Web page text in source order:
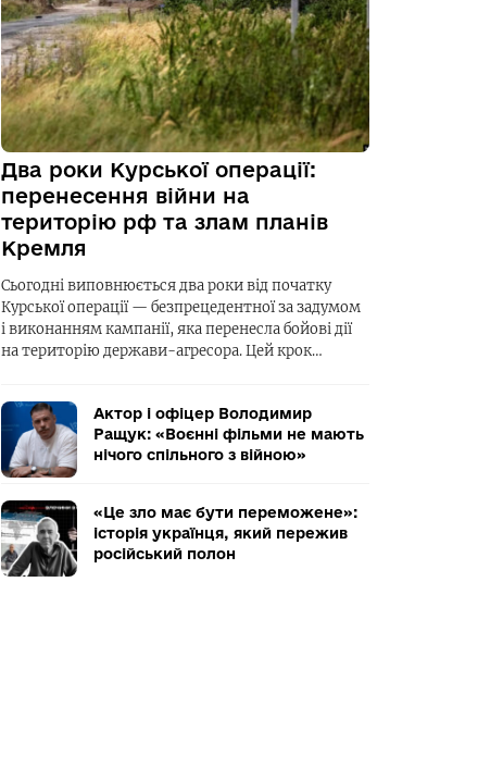
Два роки Курської операції:
перенесення війни на
територію рф та злам планів
Кремля
Сьогодні виповнюється два роки від початку
Курської операції — безпрецедентної за задумом
і виконанням кампанії, яка перенесла бойові дії
на територію держави-агресора. Цей крок…
Актор і офіцер Володимир
Ращук: «Воєнні фільми не мають
нічого спільного з війною»
«Це зло має бути переможене»:
історія українця, який пережив
російський полон